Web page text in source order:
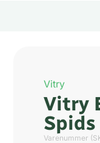
Vitry
Vitry
Spids
Varenummer